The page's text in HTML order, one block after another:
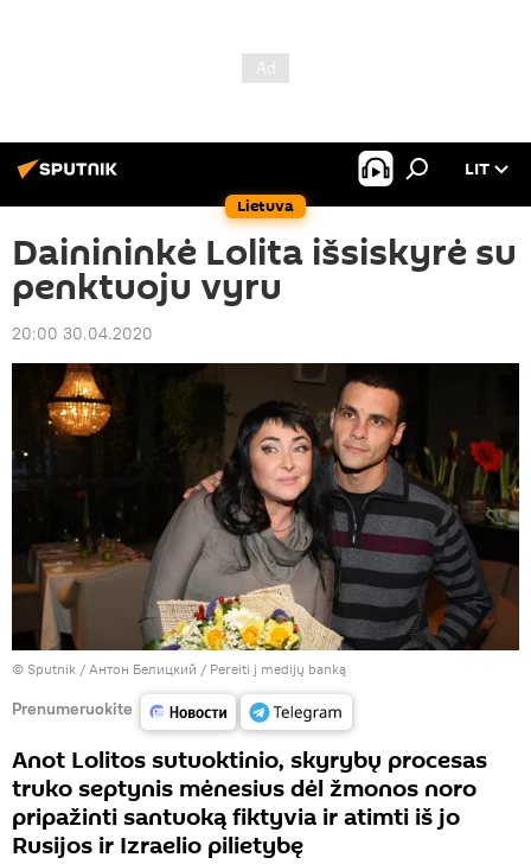
Lietuva
LIT
Dainininkė Lolita išsiskyrė su
penktuoju vyru
20:00 30.04.2020
© Sputnik / Антон Белицкий / Pereiti į medijų banką
Prenumeruokite
Anot Lolitos sutuoktinio, skyrybų procesas
truko septynis mėnesius dėl žmonos noro
pripažinti santuoką fiktyvia ir atimti iš jo
Rusijos ir Izraelio pilietybę